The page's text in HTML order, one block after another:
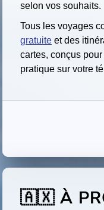
selon vos souhaits.
Tous les voyages
gratuite et des
cartes, conçus
pratique sur votre
🇦🇽 À